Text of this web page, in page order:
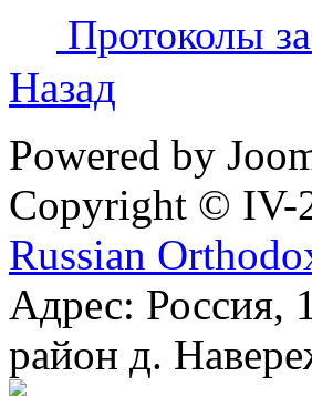
Протоколы
Назад
Powered by
Copyright © IV-
Russian
Адрес: Россия,
район д.